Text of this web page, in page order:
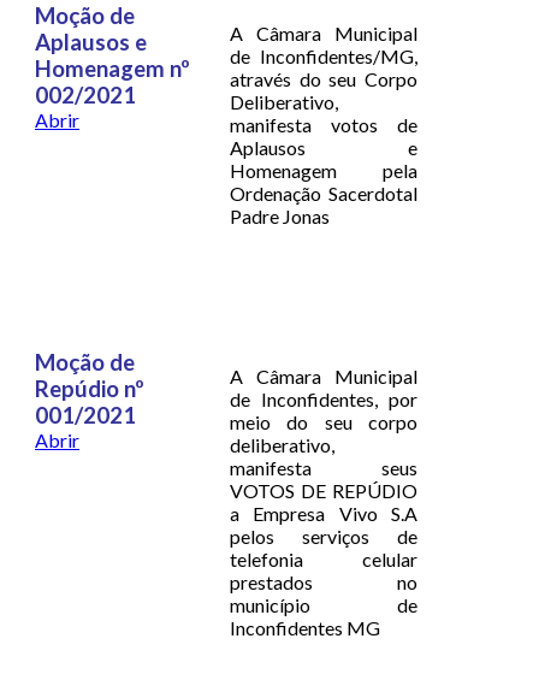
Moção de
Aplausos e
Homenagem nº
002/2021
Abrir
A Câmara Municipal
de Inconfidentes/MG,
através do seu Corpo
Deliberativo,
manifesta votos de
Aplausos e
Homenagem pela
Ordenação Sacerdotal
Padre Jonas
Moção de
Repúdio nº
001/2021
Abrir
A Câmara Municipal
de Inconfidentes, por
meio do seu corpo
deliberativo,
manifesta seus
VOTOS DE REPÚDIO
a Empresa Vivo S.A
pelos serviços de
telefonia celular
prestados no
município de
Inconfidentes MG